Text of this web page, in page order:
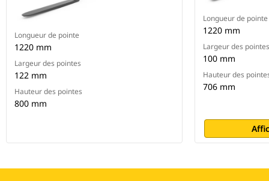
Longueur de pointe
1220 mm
Largeur des pointes
122 mm
Hauteur des pointes
800 mm
Longueur de pointe
1220 mm
Largeur des pointes
100 mm
Hauteur des
706 mm